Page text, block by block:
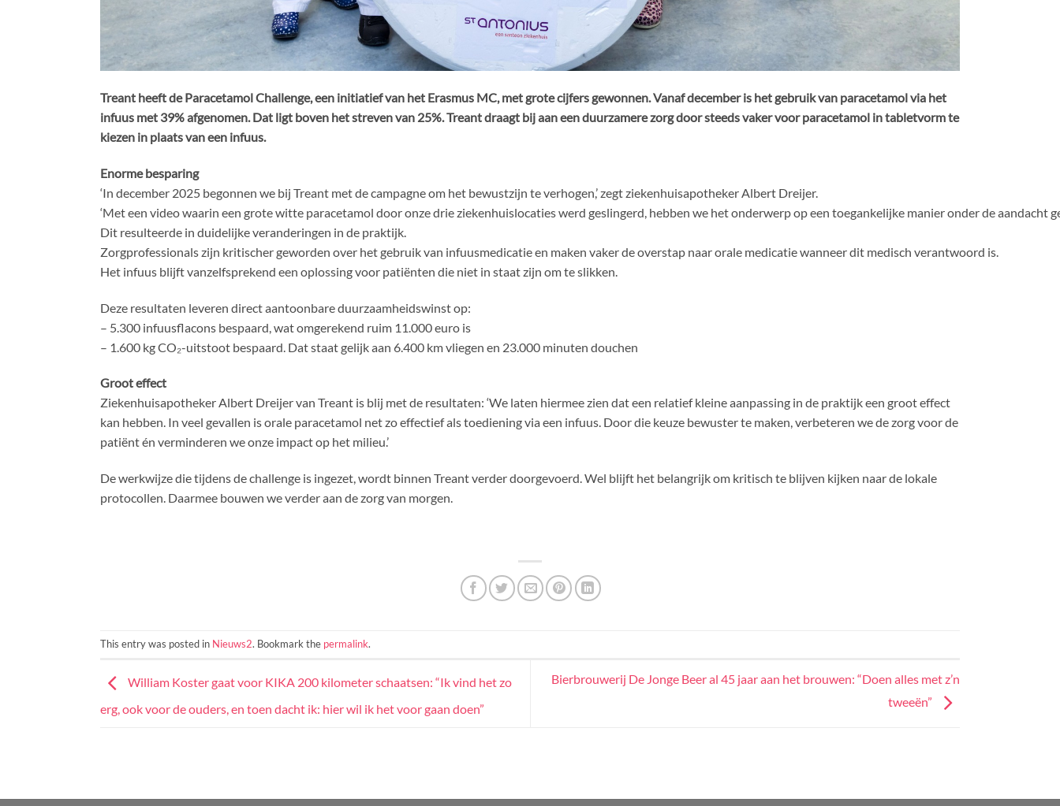
Treant heeft de Paracetamol Challenge, een initiatief van het Erasmus MC, met grote cijfers gewonnen. Vanaf december is het gebruik van paracetamol via het
infuus met 39% afgenomen. Dat ligt boven het streven van 25%. Treant draagt bij aan een duurzamere zorg door steeds vaker voor paracetamol in tabletvorm te
kiezen in plaats van een infuus.
Enorme besparing
‘In december 2025 begonnen we bij Treant met de campagne om het bewustzijn te verhogen,’ zegt ziekenhuisapotheker Albert Dreijer.
‘Met een video waarin een grote witte paracetamol door onze drie ziekenhuislocaties werd geslingerd, hebben we het onderwerp op een toegankelijke manier onder de aandacht
Dit resulteerde in duidelijke veranderingen in de praktijk.
Zorgprofessionals zijn kritischer geworden over het gebruik van infuusmedicatie en maken vaker de overstap naar orale medicatie wanneer dit medisch verantwoord is.
Het infuus blijft vanzelfsprekend een oplossing voor patiënten die niet in staat zijn om te slikken.
Deze resultaten leveren direct aantoonbare duurzaamheidswinst op:
– 5.300 infuusflacons bespaard, wat omgerekend ruim 11.000 euro is
– 1.600 kg CO₂-uitstoot bespaard. Dat staat gelijk aan 6.400 km vliegen en 23.000 minuten douchen
Groot effect
Ziekenhuisapotheker Albert Dreijer van Treant is blij met de resultaten: ‘We laten hiermee zien dat een relatief kleine aanpassing in de praktijk een groot effect
kan hebben. In veel gevallen is orale paracetamol net zo effectief als toediening via een infuus. Door die keuze bewuster te maken, verbeteren we de zorg voor de
patiënt én verminderen we onze impact op het milieu.’
De werkwijze die tijdens de challenge is ingezet, wordt binnen Treant verder doorgevoerd. Wel blijft het belangrijk om kritisch te blijven kijken naar de lokale
protocollen. Daarmee bouwen we verder aan de zorg van morgen.
This entry was posted in Nieuws2. Bookmark the permalink.
William Koster gaat voor KIKA 200 kilometer schaatsen: “Ik vind het zo
erg, ook voor de ouders, en toen dacht ik: hier wil ik het voor gaan doen”
Bierbrouwerij De Jonge Beer al 45 jaar aan het brouwen: “Doen alles met z’n
tweeën”